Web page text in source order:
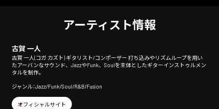
アーティスト情報
古賀 一人
古賀 一人(コガ カズト) ギタリスト/コンポーザー 打ち込みやリズムループを用い
たアーバンなサウンド、JazzやFunk、Soulを主体としたギターインストゥルメン
タルを制作。
ジャンル：Jazz/Funk/Soul/R&B/Fusion
オフィシャルサイト